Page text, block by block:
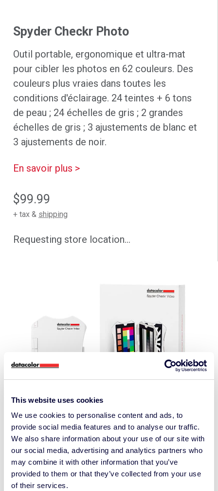
This website uses cookies
We use cookies to personalise content and ads, to
provide social media features and to analyse our traffic.
We also share information about your use of our site with
our social media, advertising and analytics partners who
may combine it with other information that you’ve
provided to them or that they’ve collected from your use
of their services.
Spyder Checkr Photo
Outil portable, ergonomique et ultra-mat
pour cibler les photos en 62 couleurs. Des
couleurs plus vraies dans toutes les
conditions d'éclairage. 24 teintes + 6 tons
de peau ; 24 échelles de gris ; 2 grandes
échelles de gris ; 3 ajustements de blanc et
3 ajustements de noir.
En savoir plus >
$99.99
+ tax & shipping
Requesting store location...
Vidéo Spyder Checkr
Spyder Checkr Video est une mire de
références couleurs adaptée aux
vectorscopes, aux moniteurs de forme